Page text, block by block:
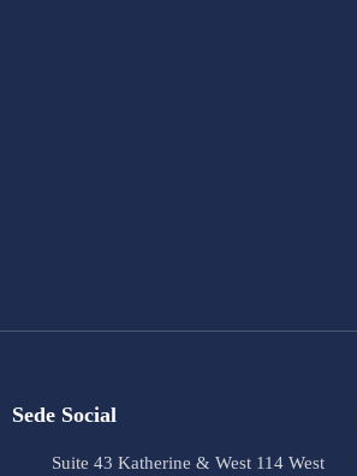
Sede Social
Suite 43 Katherine & West 114 West